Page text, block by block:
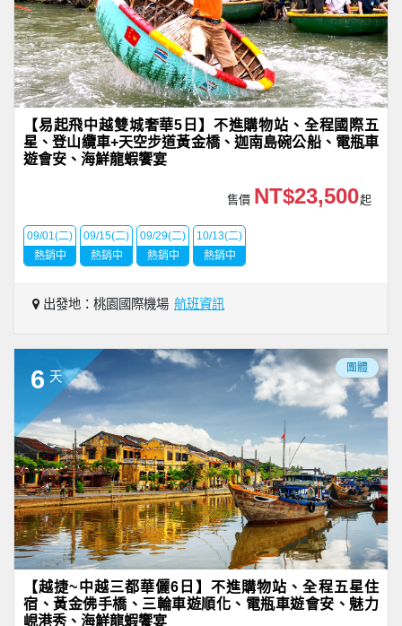
【易起飛中越雙城奢華5日】不進購物站、全程國際五
星、登山纜車+天空步道黃金橋、迦南島碗公船、電瓶車
遊會安、海鮮龍蝦饗宴
售價 NT$23,500起
09/01(二)
熱銷中
09/15(二)
熱銷中
09/29(二)
熱銷中
10/13(二)
熱銷中
出發地：桃園國際機場 航班資訊
6 天
團體
【越捷~中越三都華儷6日】不進購物站、全程五星住
宿、黃金佛手橋、三輪車遊順化、電瓶車遊會安、魅力
峴港秀、海鮮龍蝦饗宴